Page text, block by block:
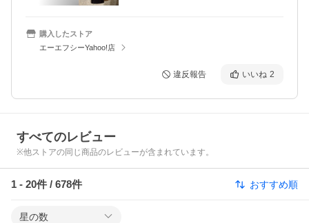
購入したストア
エーエフシーYahoo!店
違反報告 いいね 2
すべてのレビュー
※他ストアの同じ商品のレビューが含まれています。
1 - 20件 / 678件 おすすめ順
星の数